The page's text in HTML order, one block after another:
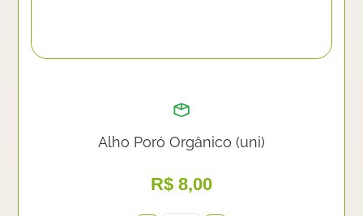
Alho Poró Orgânico (uni)
R$ 8,00